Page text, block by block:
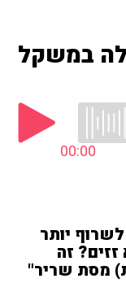
במשקל
00:00
יותר
זה
מסת שריר"